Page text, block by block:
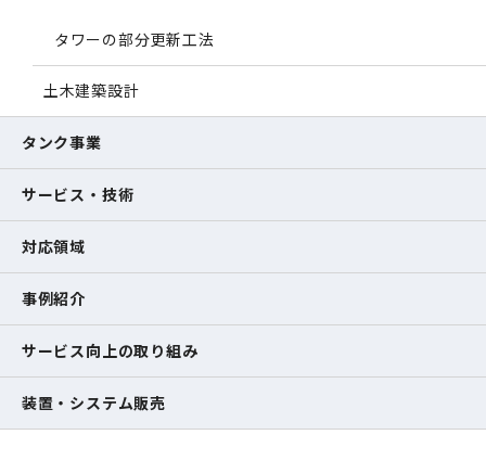
タワーの部分更新工法
土木建築設計
タンク事業
サービス・技術
対応領域
事例紹介
サービス向上の取り組み
装置・システム販売